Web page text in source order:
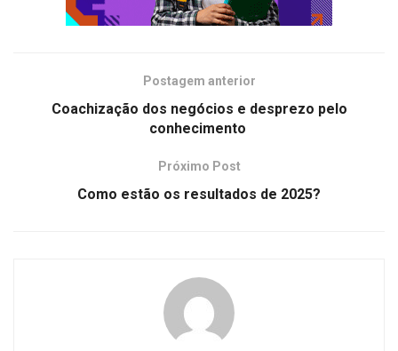
Postagem anterior
Coachização dos negócios e desprezo pelo
conhecimento
Próximo Post
Como estão os resultados de 2025?